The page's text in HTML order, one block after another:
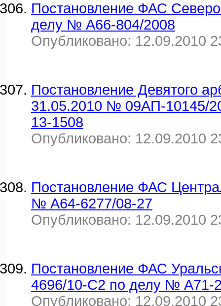
Постановление ФАС
делу № А66-804/2008
Опубликовано: 12.09.2010
Постановление Девятого
31.05.2010 № 09АП-10145/
13-1508
Опубликовано: 12.09.2010
Постановление ФАС
№ А64-6277/08-27
Опубликовано: 12.09.2010
Постановление ФАС
4696/10-С2 по делу № А71-
Опубликовано: 12.09.2010